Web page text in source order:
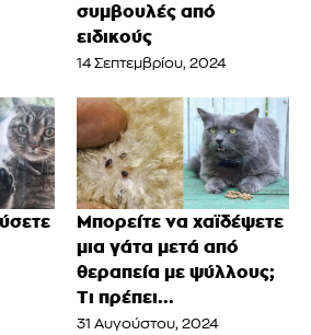
συμβουλές από
ειδικούς
14 Σεπτεμβρίου, 2024
Μπορείτε να χαϊδέψετε
μια γάτα μετά από
θεραπεία με ψύλλους;
Τι πρέπει...
31 Αυγούστου, 2024